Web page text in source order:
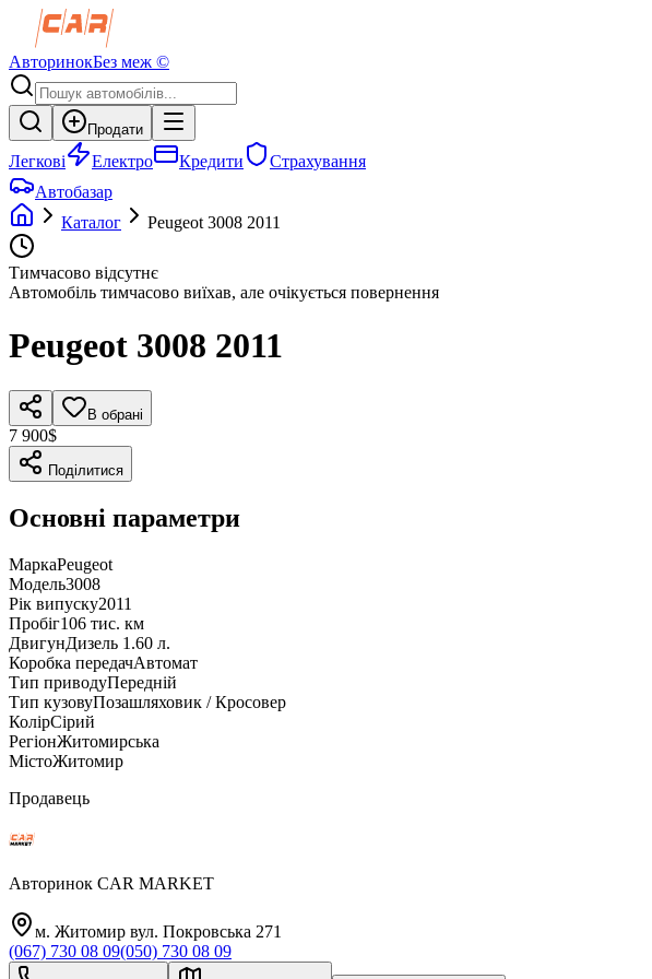
АвторинокБез меж ©
Продати
Легкові Електро Кредити
Страхування
Автобазар
Каталог
Peugeot 3008 2011
Тимчасово відсутнє
Автомобіль тимчасово виїхав, але очікується повернення
Peugeot 3008 2011
В обрані
7 900$
Поділитися
Основні параметри
МаркаPeugeot
Модель3008
Рік випуску2011
Пробіг106 тис. км
ДвигунДизель 1.60 л.
Коробка передачАвтомат
Тип приводуПередній
Тип кузовуПозашляховик / Кросовер
КолірСірий
РегіонЖитомирська
МістоЖитомир
Продавець
Авторинок CAR MARKET
м. Житомир вул. Покровська 271
(067) 730 08 09(050) 730 08 09